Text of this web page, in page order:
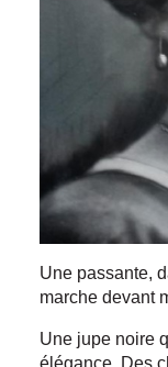
Une passante,
marche devant
Une jupe noire
élégance. Des